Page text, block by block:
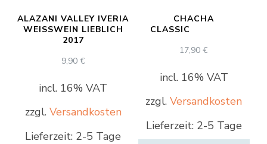
ALAZANI VALLEY IVERIA
WEISSWEIN LIEBLICH 2
017
9,90 €
incl. 16% VAT
zzgl. Versandkosten
Lieferzeit: 2-5 Tage
CHACHA
CLASSIC
17,90€
incl. 16% VAT
zzgl.Versandkosten
Lieferzeit: 2-5 Tage